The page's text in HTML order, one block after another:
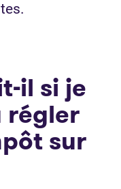
il si je
régler
sur